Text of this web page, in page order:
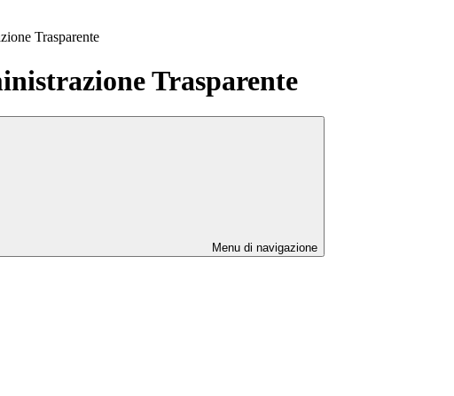
Trasparente
Trasparente
Menu di navigazione